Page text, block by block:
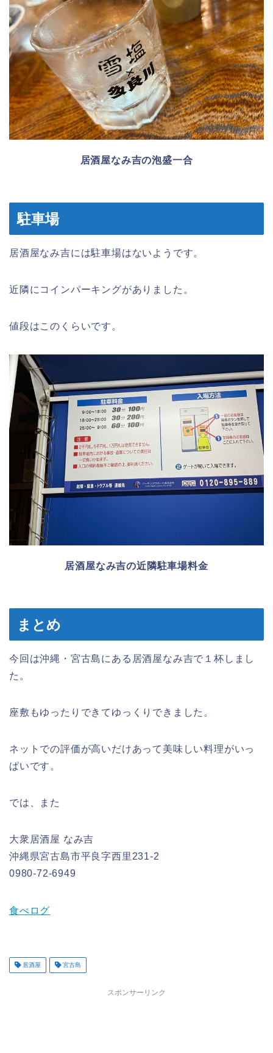
居酒屋なみ吉の泡盛一合
駐車場
居酒屋なみ吉には駐車場はないようです。
近隣にコインパーキングがありました。
値段はこのくらいです。
居酒屋なみ吉の近隣駐車場料金
まとめ
今回は沖縄・宮古島にある居酒屋なみ吉で１杯しまし
た。
座敷もゆったりできてゆっくりできました。
ネットでの評価が高いだけあって美味しい料理がいっ
ぱいです。
では、また
大衆居酒屋 なみ吉
沖縄県宮古島市平良字西里231-2
0980-72-6949
食べログ
居酒屋 宮古島
スポンサーリンク